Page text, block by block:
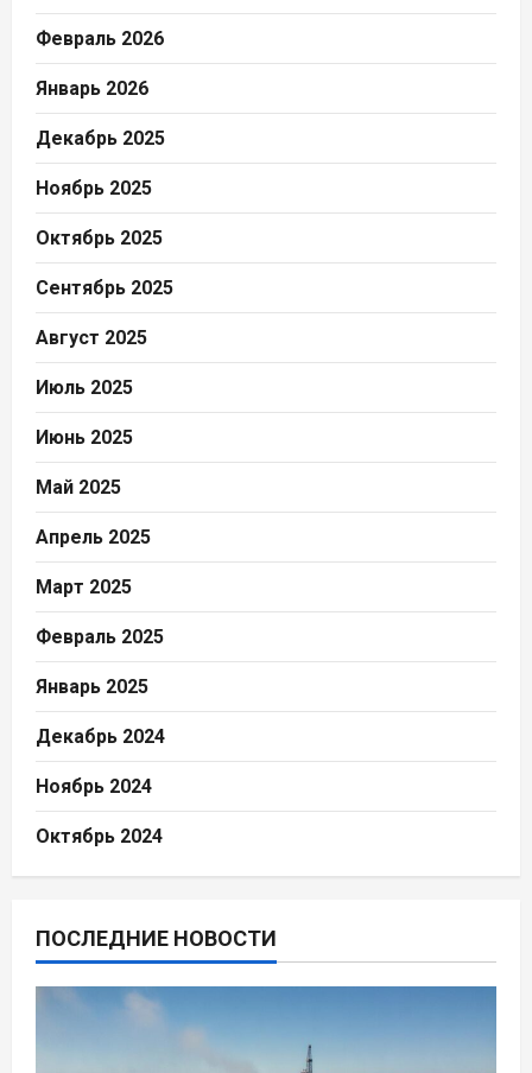
Февраль 2026
Январь 2026
Декабрь 2025
Ноябрь 2025
Октябрь 2025
Сентябрь 2025
Август 2025
Июль 2025
Июнь 2025
Май 2025
Апрель 2025
Март 2025
Февраль 2025
Январь 2025
Декабрь 2024
Ноябрь 2024
Октябрь 2024
ПОСЛЕДНИЕ НОВОСТИ